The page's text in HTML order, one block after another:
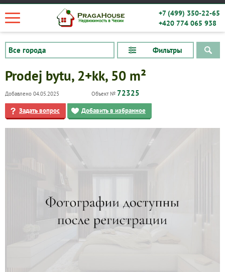
+7 (499) 350-22-65
+420 774 065 938
Фильтры
Квартиры
Prodej bytu, 2+kk, 50 m²
Добавлено 04.05.2025 Объект № 72325
Задать вопрос Добавить в избранное